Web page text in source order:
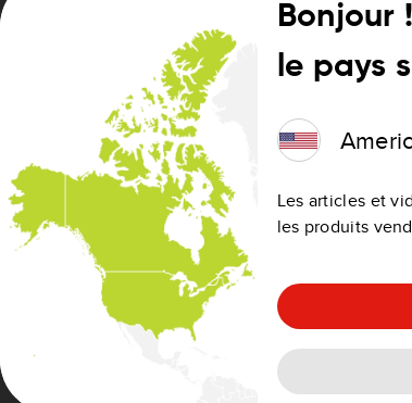
Notre site d'aide restera actif, et nous
peuvent encore vous offrir un niveau
ces liens à la fin de cet article.
Liens utiles :
https://www.tomtomforums.com/ (EN)
https://www.tomtomforum.de/ (DE)
Bonjour
le pays
Les articles et
les produits